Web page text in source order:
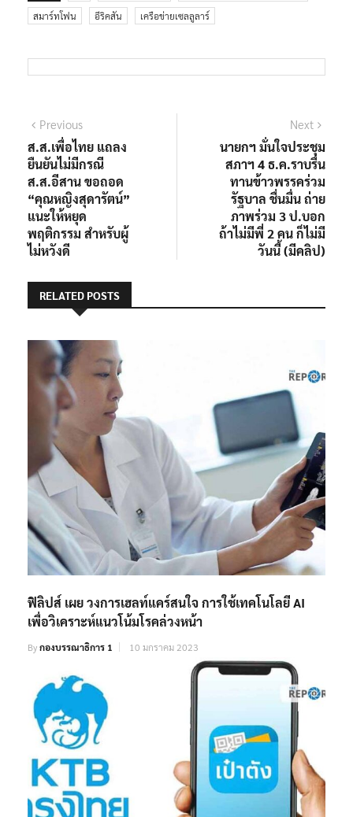
สมาร์ทโฟน
อีริคสัน เครือข่ายเซลลูลาร์
Previous
ส.ส.เพื่อไทย แถลง
ยืนยันไม่มีกรณี
ส.ส.อีสาน ขอถอด
“คุณหญิงสุดารัตน์”
แนะให้หยุด
พฤติกรรม สำหรับผู้
ไม่หวังดี
Next
นายกฯ มั่นใจประชุม
สภาฯ 4 ธ.ค.ราบรื่น
ทานข้าวพรรคร่วม
รัฐบาล ชื่นมื่น ถ่าย
ภาพร่วม 3 ป.บอก
ถ้าไม่มีพี่ 2 คน ก็ไม่มี
วันนี้ (มีคลิป)
RELATED POSTS
ฟิลิปส์ เผย วงการเฮลท์แคร์สนใจ การใช้เทคโนโลยี AI
เพื่อวิเคราะห์แนวโน้มโรคล่วงหน้า
Byกองบรรณาธิการ 1 10 มกราคม 2023